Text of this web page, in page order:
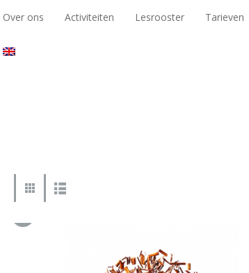
Over ons Activiteiten Lesrooster Tarieven
Activiteiten Lesrooster Tarieven